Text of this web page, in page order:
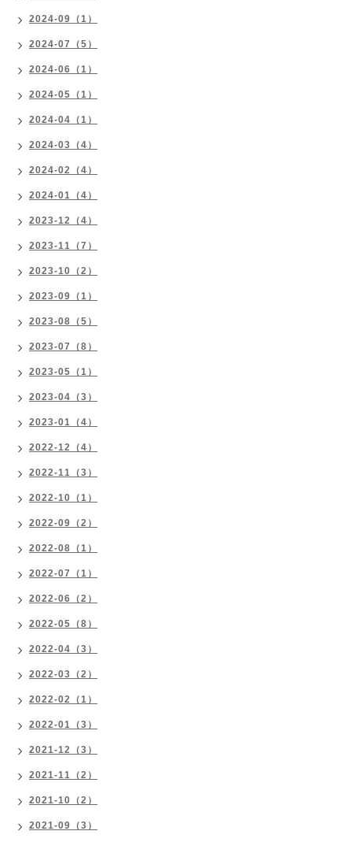
2024-09（1）
2024-07（5）
2024-06（1）
2024-05（1）
2024-04（1）
2024-03（4）
2024-02（4）
2024-01（4）
2023-12（4）
2023-11（7）
2023-10（2）
2023-09（1）
2023-08（5）
2023-07（8）
2023-05（1）
2023-04（3）
2023-01（4）
2022-12（4）
2022-11（3）
2022-10（1）
2022-09（2）
2022-08（1）
2022-07（1）
2022-06（2）
2022-05（8）
2022-04（3）
2022-03（2）
2022-02（1）
2022-01（3）
2021-12（3）
2021-11（2）
2021-10（2）
2021-09（3）